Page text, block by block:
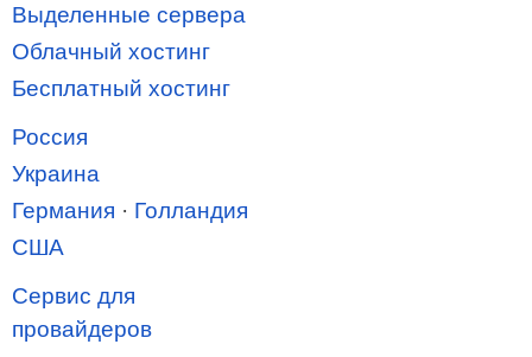
Выделенные сервера
Облачный хостинг
Бесплатный хостинг
Россия
Украина
Германия · Голландия
США
Сервис для
провайдеров